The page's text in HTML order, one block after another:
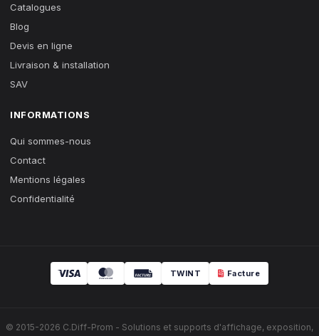
Catalogues
Blog
Devis en ligne
Livraison & installation
SAV
INFORMATIONS
Qui sommes-nous
Contact
Mentions légales
Confidentialité
TWINT Facture
© 2015-2026 C.Diff-Prom - Solutions et supports d'affichage, exposition,